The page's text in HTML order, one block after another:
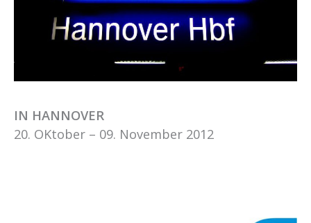
IN HANNOVER
20. OKtober – 09. November 2012